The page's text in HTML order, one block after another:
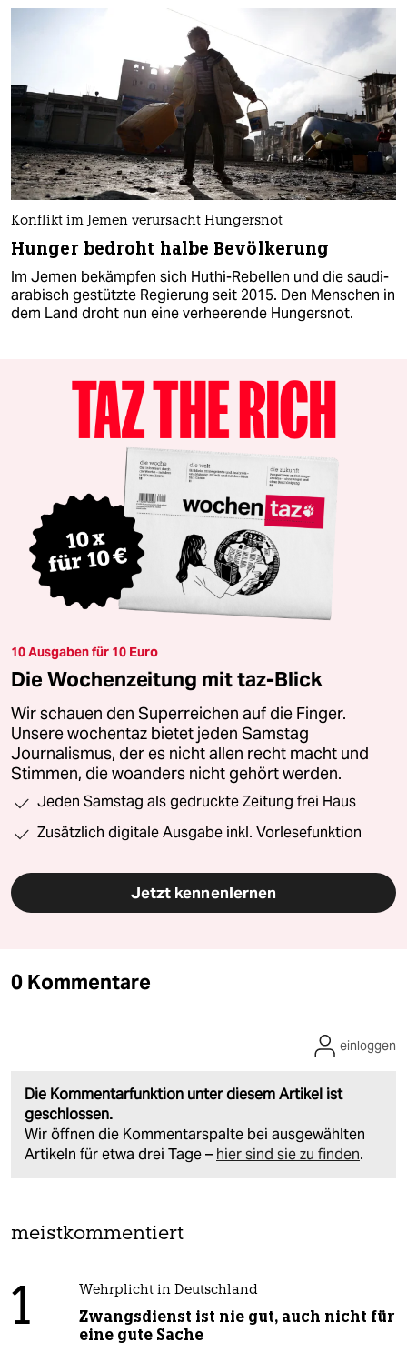
Konflikt im Jemen verursacht Hungersnot
Hunger bedroht halbe Bevölkerung
Im Jemen bekämpfen sich Huthi-Rebellen und die saudi-
arabisch gestützte Regierung seit 2015. Den Menschen in
dem Land droht nun eine verheerende Hungersnot.
10 Ausgaben für 10 Euro
Die Wochenzeitung mit taz-Blick
Wir schauen den Superreichen auf die Finger.
Unsere wochentaz bietet jeden Samstag
Journalismus, der es nicht allen recht macht und
Stimmen, die woanders nicht gehört werden.
Jeden Samstag als gedruckte Zeitung frei Haus
Zusätzlich digitale Ausgabe inkl. Vorlesefunktion
Jetzt kennenlernen
0 Kommentare
Die Kommentarfunktion unter diesem Artikel ist
geschlossen.
Wir öffnen die Kommentarspalte bei ausgewählten
Artikeln für etwa drei Tage – hier sind sie zu finden.
einloggen
meistkommentiert
1 Wehrplicht in Deutschland
Zwangsdienst ist nie gut, auch nicht für
eine gute Sache